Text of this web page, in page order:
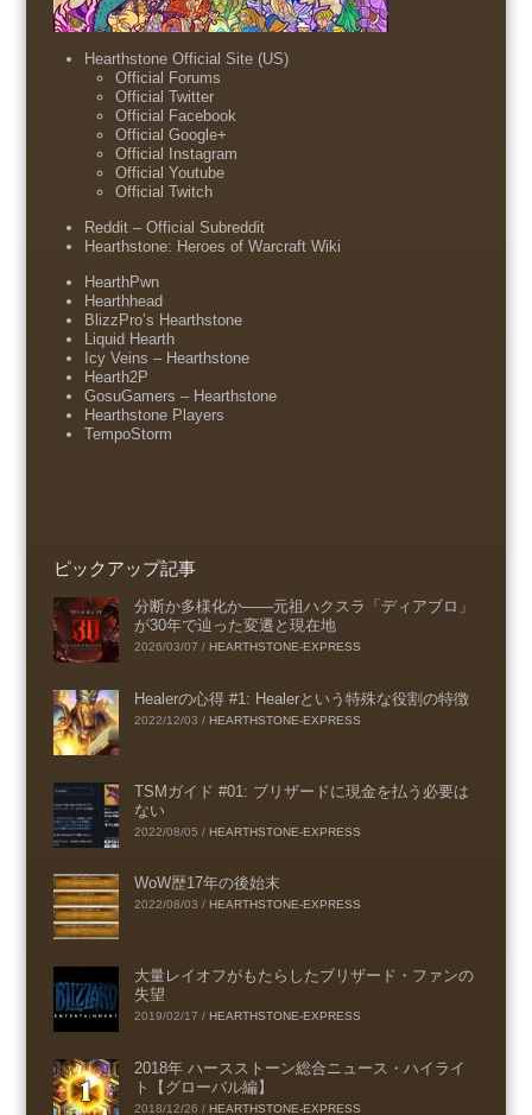
Hearthstone Official Site (US)
Official Forums
Official Twitter
Official Facebook
Official Google+
Official Instagram
Official Youtube
Official Twitch
Reddit – Official Subreddit
Hearthstone: Heroes of Warcraft Wiki
HearthPwn
Hearthhead
BlizzPro’s Hearthstone
Liquid Hearth
Icy Veins – Hearthstone
Hearth2P
GosuGamers – Hearthstone
Hearthstone Players
TempoStorm
ピックアップ記事
分断か多様化か――元祖ハクスラ「ディアブロ」
が30年で辿った変遷と現在地
2026/03/07 / HEARTHSTONE-EXPRESS
Healerの心得 #1: Healerという特殊な役割の特徴
2022/12/03 / HEARTHSTONE-EXPRESS
TSMガイド #01: ブリザードに現金を払う必要は
ない
2022/08/05 / HEARTHSTONE-EXPRESS
WoW歴17年の後始末
2022/08/03 / HEARTHSTONE-EXPRESS
大量レイオフがもたらしたブリザード・ファンの
失望
2019/02/17 / HEARTHSTONE-EXPRESS
2018年 ハースストーン総合ニュース・ハイライ
ト【グローバル編】
2018/12/26 / HEARTHSTONE-EXPRESS